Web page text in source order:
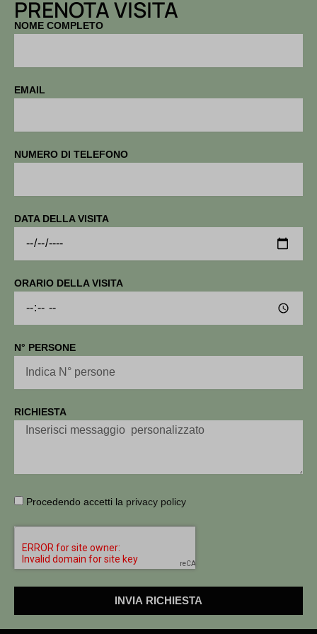
PRENOTA VISITA
NOME COMPLETO
EMAIL
NUMERO DI TELEFONO
DATA DELLA VISITA
ORARIO DELLA VISITA
N° PERSONE
RICHIESTA
Procedendo accetti la privacy policy
INVIA RICHIESTA